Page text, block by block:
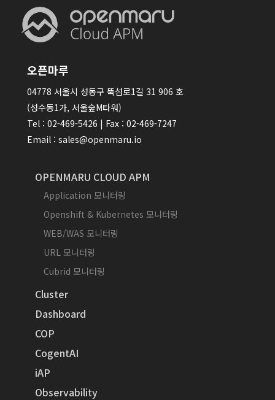
오픈마루
04778 서울시 성동구 뚝섬로1길 31 906 호
(성수동1가, 서울숲M타워)
Tel : 02-469-5426 | Fax : 02-469-7247
Email : sales@openmaru.io
OPENMARU CLOUD APM
Application 모니터링
Openshift & Kubernetes 모니터링
WEB/WAS 모니터링
URL 모니터링
Cubrid 모니터링
Cluster
Dashboard
COP
CogentAI
iAP
Observability